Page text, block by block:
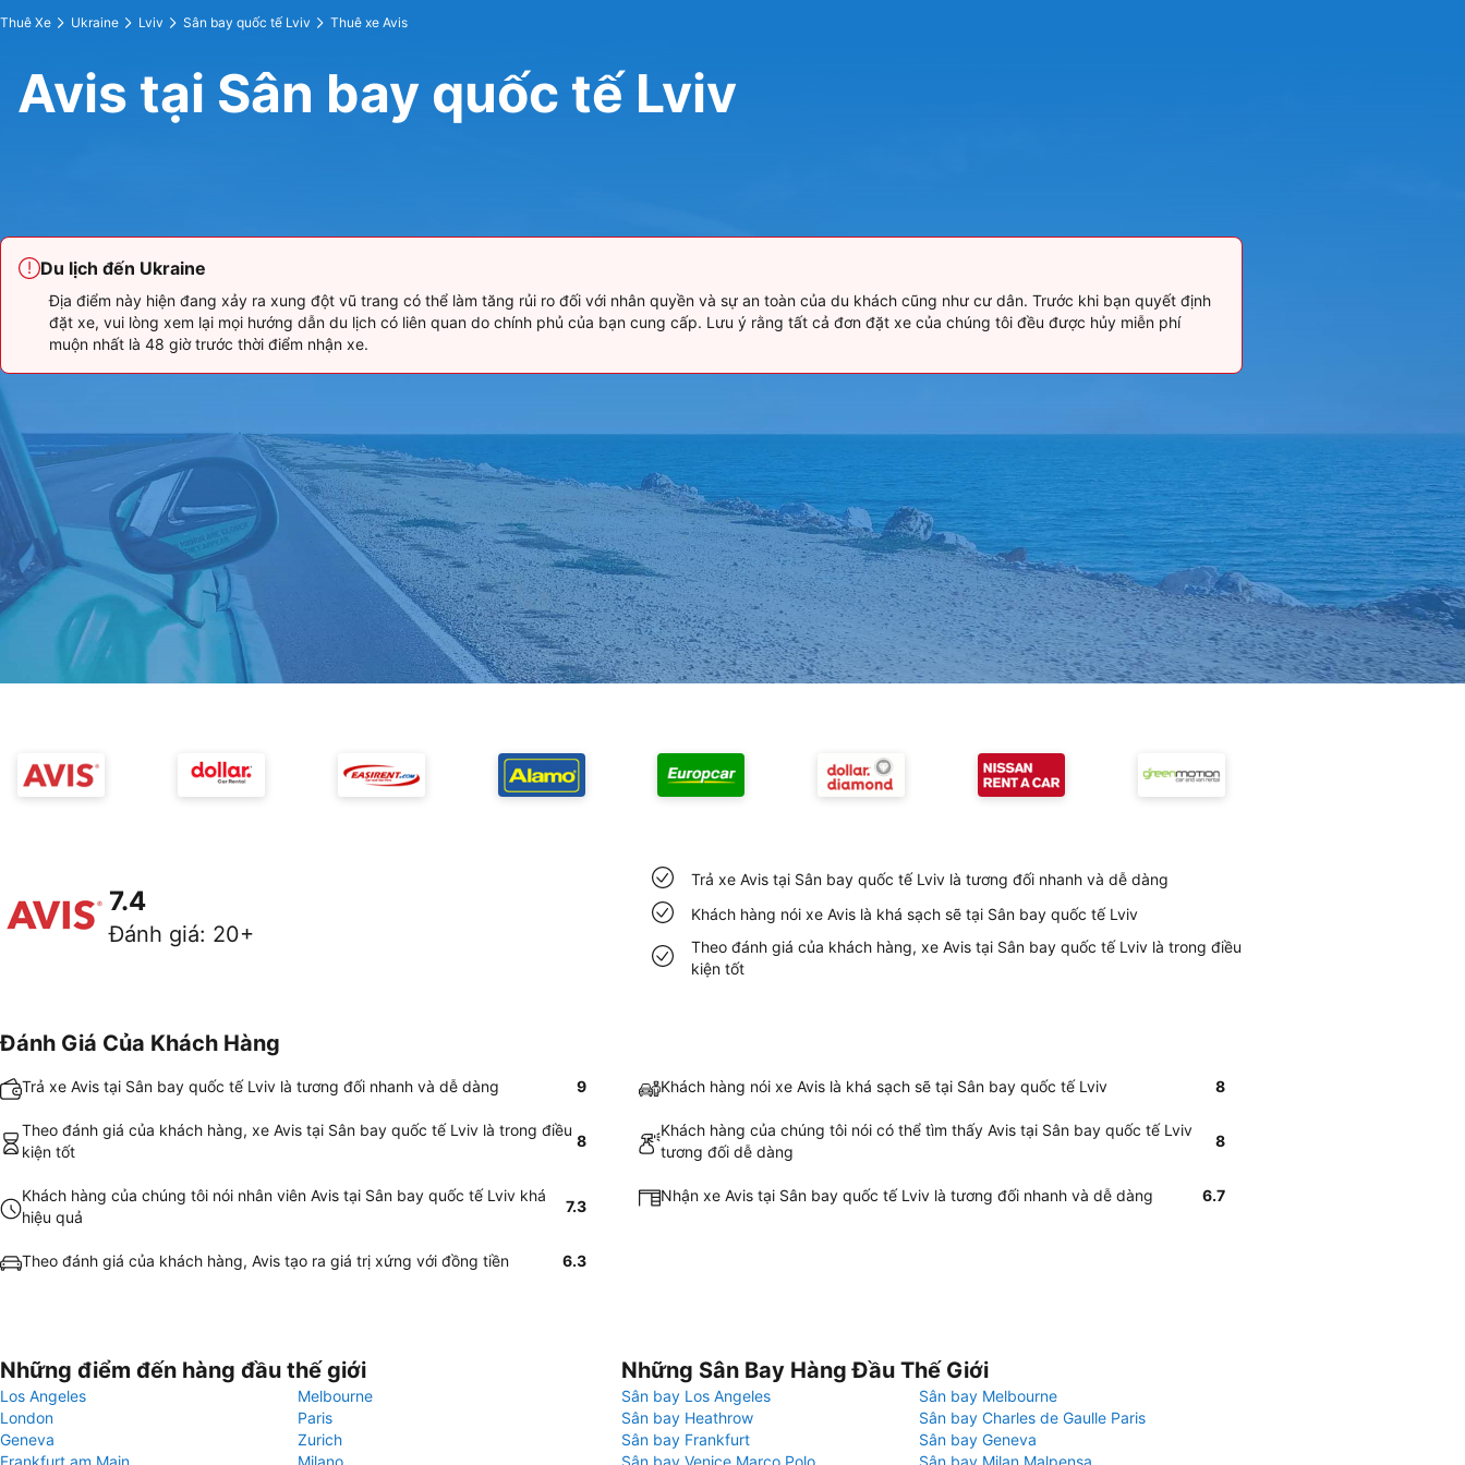
Thuê Xe Ukraine Lviv Sân bay quốc tế Lviv Thuê xe Avis
Avis tại Sân bay quốc tế Lviv
Du lịch đến Ukraine
Địa điểm này hiện đang xảy ra xung đột vũ trang có thể làm tăng rủi ro đối với nhân quyền và sự an toàn của du khách cũng như cư dân. Trước khi bạn quyết định
đặt xe, vui lòng xem lại mọi hướng dẫn du lịch có liên quan do chính phủ của bạn cung cấp. Lưu ý rằng tất cả đơn đặt xe của chúng tôi đều được hủy miễn phí
muộn nhất là 48 giờ trước thời điểm nhận xe.
7.4
Đánh giá: 20+
Trả xe Avis tại Sân bay quốc tế Lviv là tương đối nhanh và dễ dàng
Khách hàng nói xe Avis là khá sạch sẽ tại Sân bay quốc tế Lviv
Theo đánh giá của khách hàng, xe Avis tại Sân bay quốc tế Lviv là trong điều
kiện tốt
Đánh Giá Của Khách Hàng
Trả xe Avis tại Sân bay quốc tế Lviv là tương đối nhanh và dễ dàng 9 Khách hàng nói xe Avis là khá sạch sẽ tại Sân bay quốc tế Lviv 8
Theo đánh giá của khách hàng, xe Avis tại Sân bay quốc tế Lviv là trong điều
kiện tốt
8
Khách hàng của chúng tôi nói có thể tìm thấy Avis tại Sân bay quốc tế Lviv
tương đối dễ dàng
8
Khách hàng của chúng tôi nói nhân viên Avis tại Sân bay quốc tế Lviv khá
hiệu quả
7.3
Nhận xe Avis tại Sân bay quốc tế Lviv là tương đối nhanh và dễ dàng 6.7
Theo đánh giá của khách hàng, Avis tạo ra giá trị xứng với đồng tiền 6.3
Những điểm đến hàng đầu thế giới
Los Angeles
Melbourne
London
Paris
Geneva
Zurich
Frankfurt am Main
Milano
Những Sân Bay Hàng Đầu Thế Giới
Sân bay Los Angeles
Sân bay Melbourne
Sân bay Heathrow
Sân bay Charles de Gaulle Paris
Sân bay Frankfurt
Sân bay Geneva
Sân bay Venice Marco Polo
Sân bay Milan Malpensa